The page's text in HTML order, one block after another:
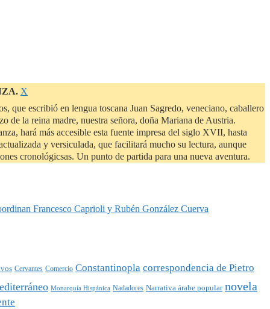
Descartar
aviso
Χ
que escribió en lengua toscana Juan Sagredo, veneciano, caballero
de la reina madre, nuestra señora, doña Mariana de Austria.
hará más accesible esta fuente impresa del siglo XVII, hasta
y versiculada, que facilitará mucho su lectura, aunque
cronológicsas. Un punto de partida para una nueva aventura.
Francesco Caprioli y Rubén González Cuerva
Cervantes Comercio Constantinopla correspondencia de Pietro
Monarquía Hispánica Nadadores Narrativa árabe popular novela